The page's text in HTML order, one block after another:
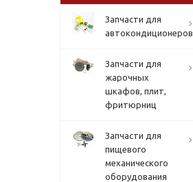
Запчасти для
автокондиционеров
Запчасти для
жарочных
шкафов, плит,
фритюрниц
Запчасти для
пищевого
механического
оборудования